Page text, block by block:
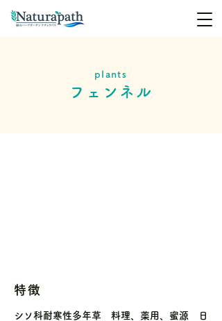
plants
フェンネル
特徴
シソ科耐寒性多年草 料理、薬用、蜜源 日